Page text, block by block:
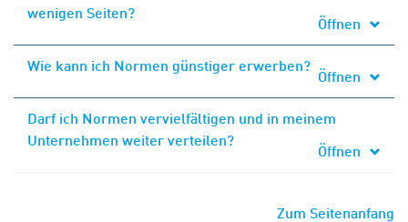
wenigen Seiten?
Öffnen
Wie kann ich Normen günstiger erwerben?
Öffnen
Darf ich Normen vervielfältigen und in meinem
Unternehmen weiter verteilen?
Öffnen
Zum Seitenanfang